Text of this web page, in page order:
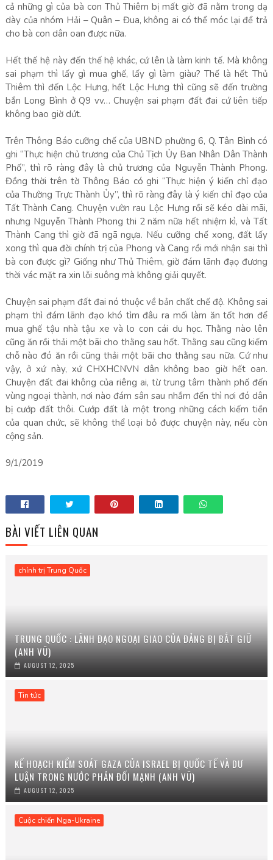
cả những gì của bà con Thủ Thiêm bị mất giờ đã nằm trong dạ
dày của nhóm Hải – Quân – Đua, không ai có thể móc lại để trả
cho bà con dân oan được nữa.
Hết thế hệ này đến thế hệ khác, cứ lên là làm kinh tế. Mà không
sai phạm thì lấy gì mua ghế, lấy gì làm giàu? Thế là hết Thủ
Thiêm thì đến Lộc Hưng, hết Lộc Hưng thì cũng sẽ đến trường
bắn Long Bình ở Q9 vv… Chuyện sai phạm đất đai cứ liên tiếp
không bao giờ dứt.
Trên Thông Báo cưỡng chế của UBND phường 6, Q. Tân Bình có
ghi “Thực hiện chủ trương của Chủ Tịch Ủy Ban Nhân Dân Thành
Phố”, thì rõ ràng đây là chủ trương của Nguyễn Thành Phong.
Đồng thời trên tờ Thông Báo có ghi “Thực hiện ý kiến chỉ đạo
của Thường Trực Thành Ủy”, thì rõ ràng đây là ý kiến chỉ đạo của
Tất Thành Cang. Chuyện vườn rau Lộc Hưng rồi sẽ kéo dài mãi,
nhưng Nguyễn Thành Phong thi 2 năm nữa hết nhiệm kì, và Tất
Thành Cang thì giờ đã ngã ngựa. Nếu cưỡng chế xong, đất lấy
xong thì qua đời chính trị của Phong và Cang rồi mới nhận sai thì
bà con được gì? Giống như Thủ Thiêm, giờ đám lãnh đạọ đương
thời vác mặt ra xin lỗi suông mà không giải quyết.
Chuyện sai phạm đất đai nó thuộc về bản chất chế độ. Không sai
phạm thì đám lãnh đạo khó tìm đâu ra mối làm ăn tốt hơn để
mua ghế tậu nhà tậu xe và lo con cái du học. Thằng nào lên
cũng ăn rồi thải một bãi cho thằng sau hốt. Thằng sau cũng kiếm
chỗ nào đó ăn rồi cũng thải một bãi cho thằng sau nữa. Cứ như
vậy, ở xứ này, xứ CHXHCNVN dân không bao giờ hết oan.
Chuyện đất đai không của riêng ai, từ trung tâm thành phố đến
vùng ngoại thành, nơi nào đám sân sau nhắm đến thì nơi đó dân
bị cướp đất thôi. Cướp đất là một trong những cách kiếm tiền
của quan chức, sẽ không thể loại bỏ được chuyện này, nếu còn
cộng sản.
9/1/2019
BÀI VIẾT LIÊN QUAN
chính trị Trung Quốc
TRUNG QUỐC : LÃNH ĐẠO NGOẠI GIAO CỦA ĐẢNG BỊ BẮT GIỮ
(ANH VŨ)
AUGUST 12, 2025
Tin tức
KẾ HOẠCH KIỂM SOÁT GAZA CỦA ISRAEL BỊ QUỐC TẾ VÀ DƯ
LUẬN TRONG NƯỚC PHẢN ĐỐI MẠNH (ANH VŨ)
AUGUST 12, 2025
Cuộc chiến Nga-Ukraine